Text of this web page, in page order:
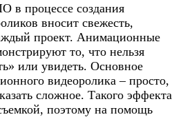
в процессе создания
вносит свежесть,
проект. Анимационные
то, что нельзя
или увидеть. Основное
видеоролика – просто,
сложное. Такого эффекта
поэтому на помощь